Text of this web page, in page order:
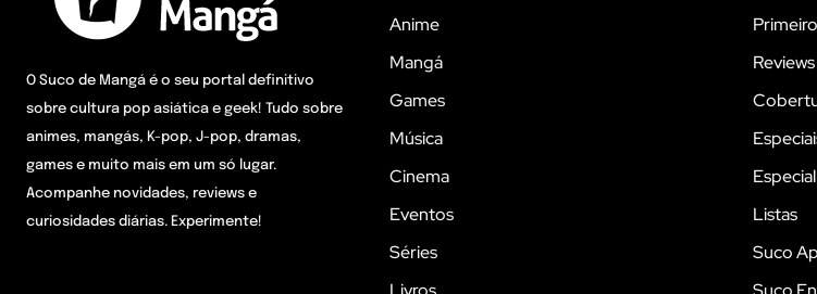
O Suco de Mangá é o seu portal definitivo
sobre cultura pop asiática e geek! Tudo sobre
animes, mangás, K-pop, J-pop, dramas,
games e muito mais em um só lugar.
Acompanhe novidades, reviews e
curiosidades diárias. Experimente!
Anime
Mangá
Games
Música
Cinema
Eventos
Séries
Reviews
Listas
Suco